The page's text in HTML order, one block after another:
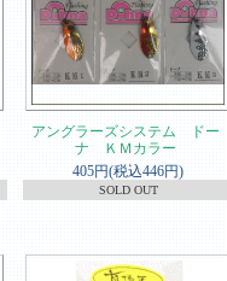
アングラーズシステム ドー
ナ ＫＭカラー
405円(税込446円)
SOLD OUT